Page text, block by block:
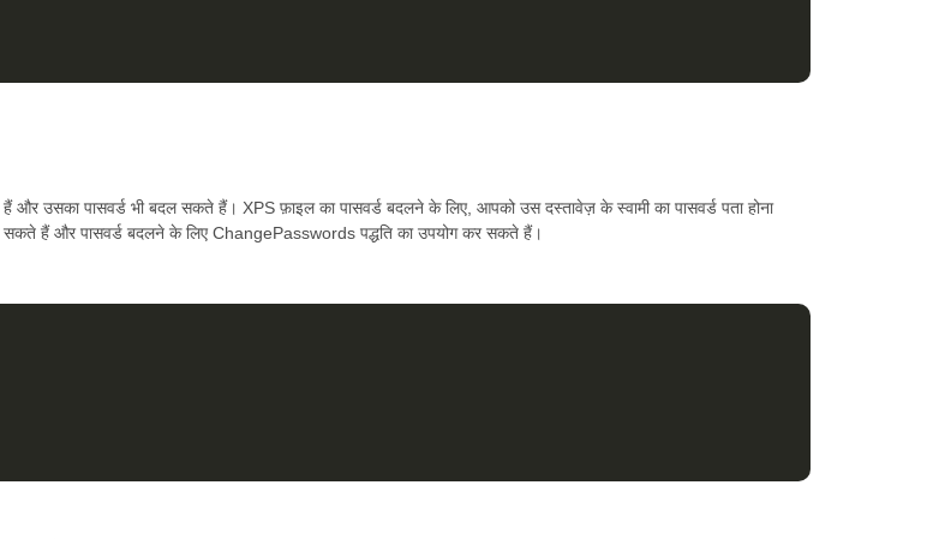
और उसका पासवर्ड भी बदल सकते हैं। XPS फ़ाइल का पासवर्ड बदलने के लिए, आपको उस दस्तावेज़ के स्वामी का पासवर्ड पता होना
हैं और पासवर्ड बदलने के लिए ChangePasswords पद्धति का उपयोग कर सकते हैं।